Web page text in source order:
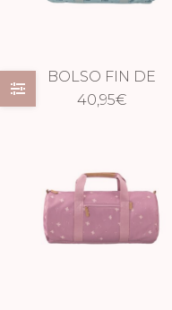
BOLSO FIN DE
SEMANA
40,95€